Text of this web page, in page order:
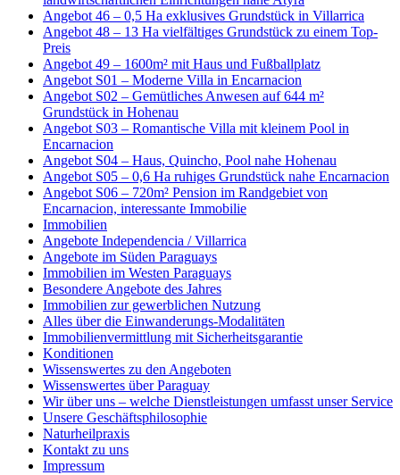
Angebot 46 – 0,5 Ha exklusives Grundstück in Villarrica
Angebot 48 – 13 Ha vielfältiges Grundstück zu einem Top-
Preis
Angebot 49 – 1600m² mit Haus und Fußballplatz
Angebot S01 – Moderne Villa in Encarnacion
Angebot S02 – Gemütliches Anwesen auf 644 m²
Grundstück in Hohenau
Angebot S03 – Romantische Villa mit kleinem Pool in
Encarnacion
Angebot S04 – Haus, Quincho, Pool nahe Hohenau
Angebot S05 – 0,6 Ha ruhiges Grundstück nahe Encarnacion
Angebot S06 – 720m² Pension im Randgebiet von
Encarnacion, interessante Immobilie
Immobilien
Angebote Independencia / Villarrica
Angebote im Süden Paraguays
Immobilien im Westen Paraguays
Besondere Angebote des Jahres
Immobilien zur gewerblichen Nutzung
Alles über die Einwanderungs-Modalitäten
Immobilienvermittlung mit Sicherheitsgarantie
Konditionen
Wissenswertes zu den Angeboten
Wissenswertes über Paraguay
Wir über uns – welche Dienstleistungen umfasst unser Service
Unsere Geschäftsphilosophie
Naturheilpraxis
Kontakt zu uns
Impressum